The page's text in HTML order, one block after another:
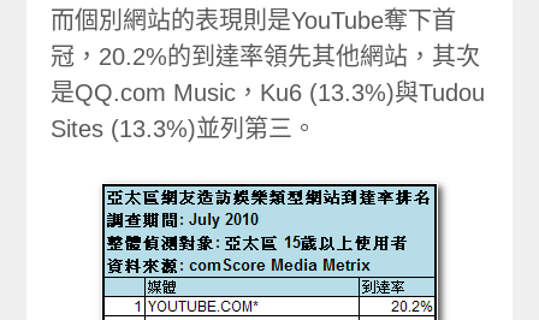
而個別網站的表現則是YouTube奪下首
冠，20.2%的到達率領先其他網站，其次
是QQ.com Music，Ku6 (13.3%)與Tudou
Sites (13.3%)並列第三。